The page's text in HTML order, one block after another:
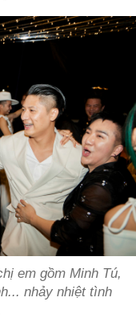
em gồm Minh Tú,
nhảy nhiệt tình